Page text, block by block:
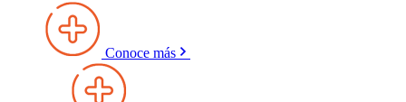
Conoce más